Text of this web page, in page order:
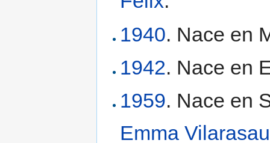
1940. Nace en
1942. Nace en
1959. Nace en
Emma Vilarasau